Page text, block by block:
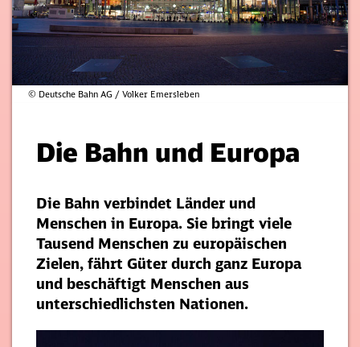
© Deutsche Bahn AG / Volker Emersleben
Die Bahn und Europa
Die Bahn verbindet Länder und
Menschen in Europa. Sie bringt viele
Tausend Menschen zu europäischen
Zielen, fährt Güter durch ganz Europa
und beschäftigt Menschen aus
unterschiedlichsten Nationen.